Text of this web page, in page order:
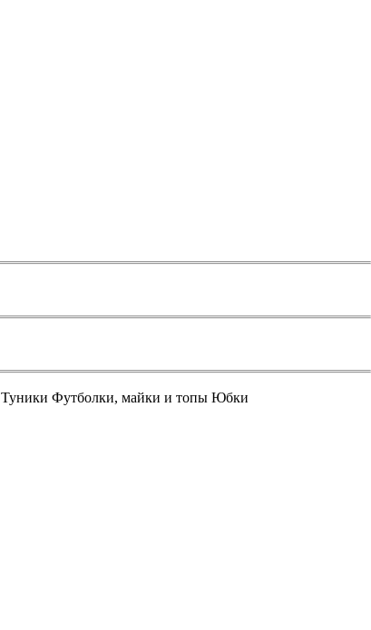
Туники Футболки, майки и топы Юбки